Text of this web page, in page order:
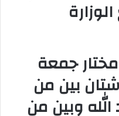
جمعة
شتان بين من
وبين من